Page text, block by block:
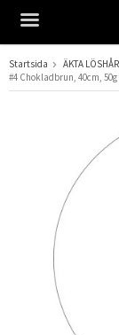
Startsida ÄKTA LÖSHÅR
#4 Chokladbrun, 40cm,